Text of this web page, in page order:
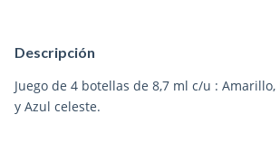
Descripción
Juego de 4 botellas de 8,7 ml c/u : Amarillo,
y Azul celeste.